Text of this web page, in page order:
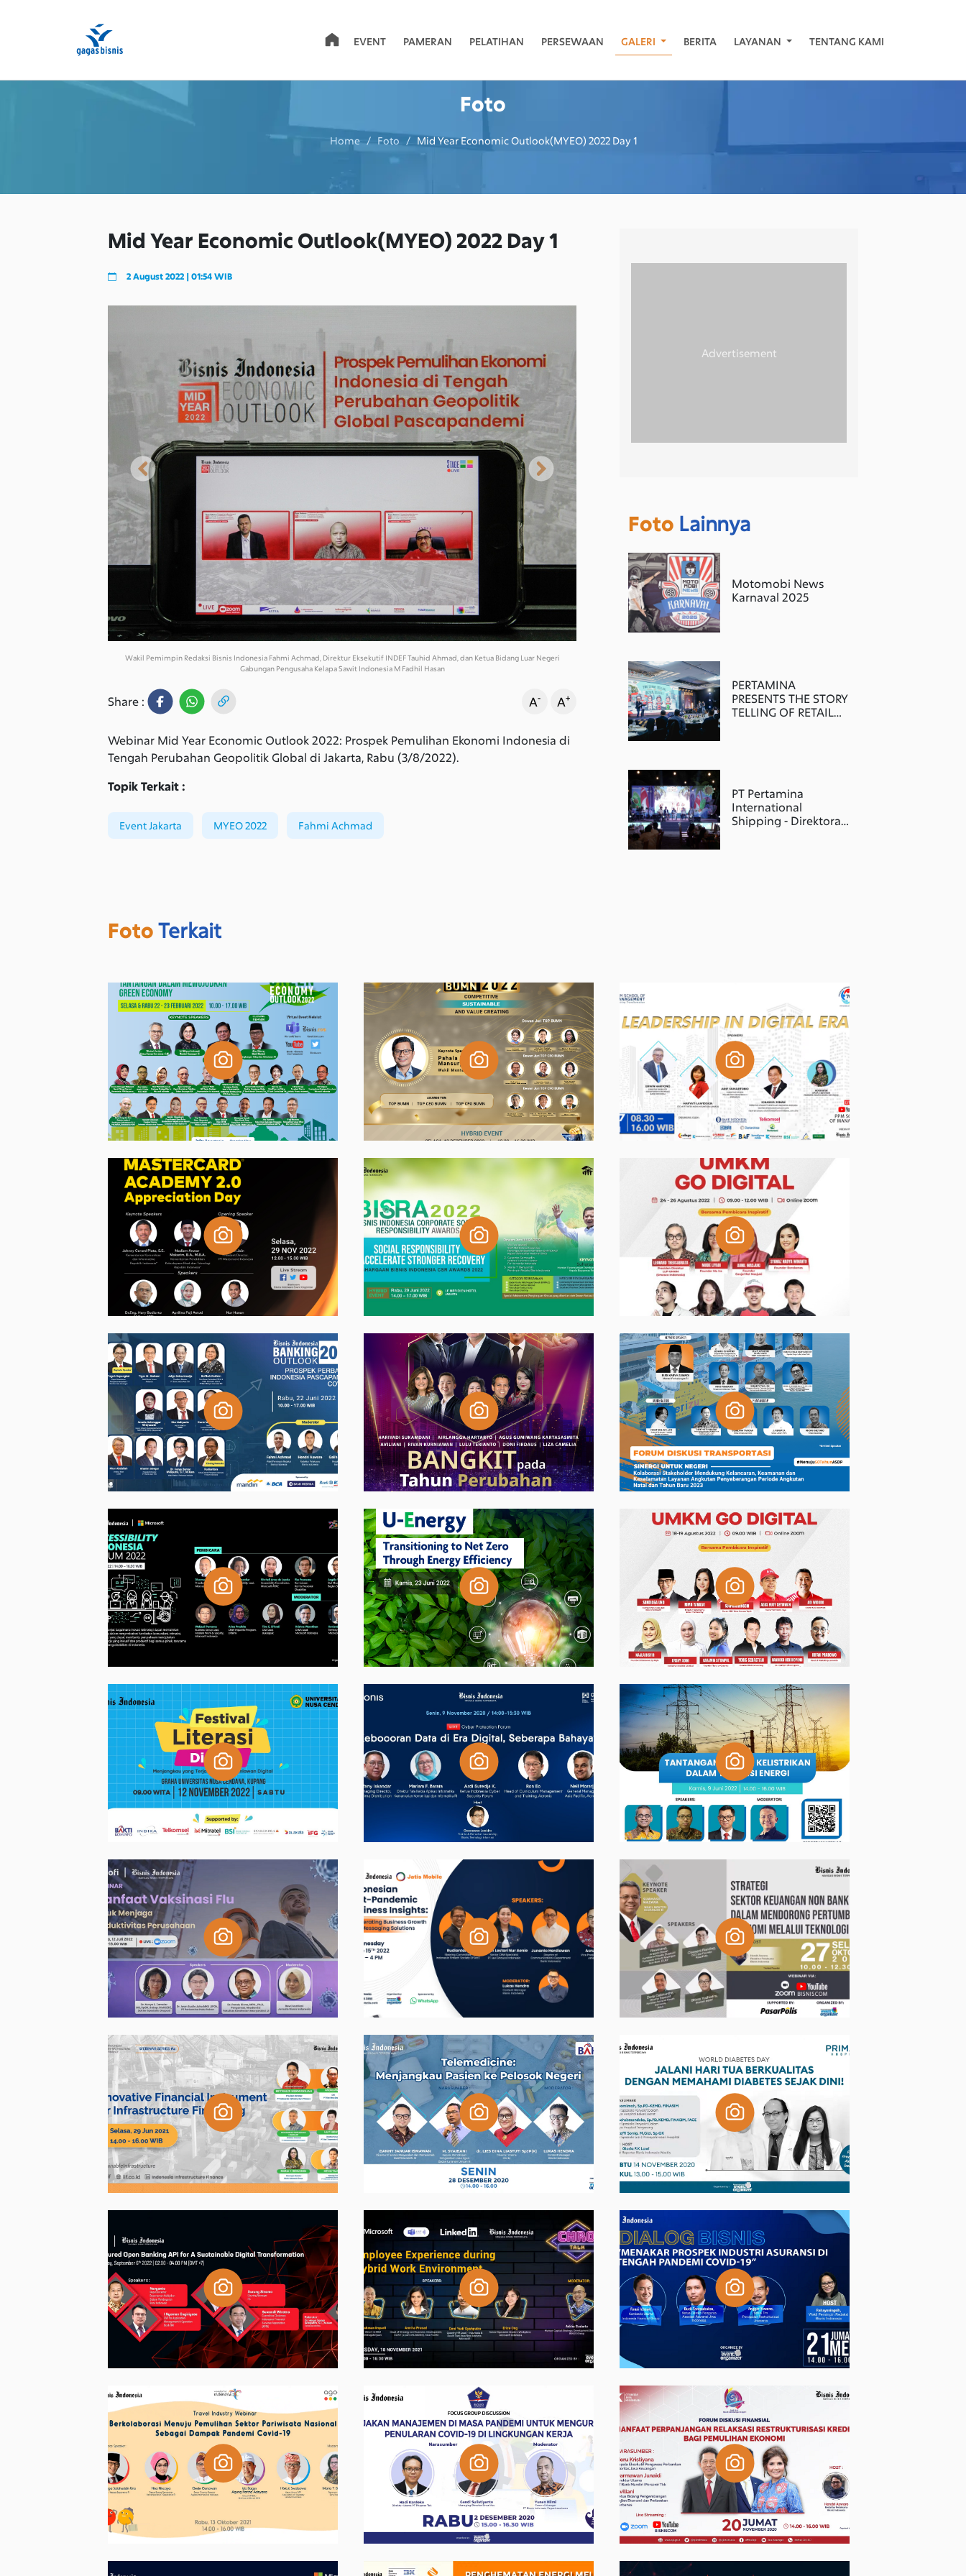
EVENT PAMERAN PELATIHAN PERSEWAAN GALERI BERITA LAYANAN TENTANG KAMI
Foto
Home / Foto / Mid Year Economic Outlook(MYEO) 2022 Day 1
Mid Year Economic Outlook(MYEO) 2022 Day 1
2 August 2022 | 01:54 WIB
Wakil Pemimpin Redaksi Bisnis Indonesia Fahmi Achmad, Direktur Eksekutif INDEF Tauhid Ahmad, dan Ketua Bidang Luar Negeri
Gabungan Pengusaha Kelapa Sawit Indonesia M Fadhil Hasan
Previous Next
Share : A- A+
Webinar Mid Year Economic Outlook 2022: Prospek Pemulihan Ekonomi Indonesia di
Tengah Perubahan Geopolitik Global di Jakarta, Rabu (3/8/2022).
Topik Terkait :
Event Jakarta MYEO 2022 Fahmi Achmad
Foto Lainnya
Motomobi News
Karnaval 2025
PERTAMINA
PRESENTS THE STORY
TELLING OF RETAIL
PT Pertamina
International
Shipping - Direktorat
FotoTerkait